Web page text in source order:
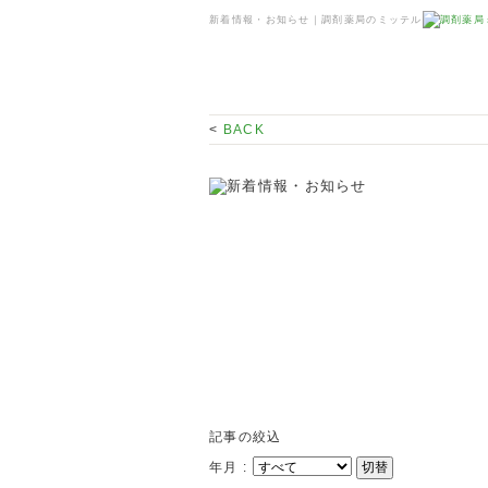
新着情報・お知らせ｜調剤薬局のミッテル
< BACK
記事の絞込
年月 :